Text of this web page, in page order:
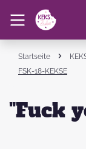
Startseite
FSK-18-KEKSE
"Fuck